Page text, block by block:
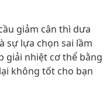
giảm cân thì dưa
sự lựa chọn sai lầm
giải nhiệt cơ thể bằng
không tốt cho bạn